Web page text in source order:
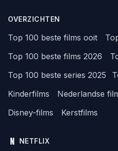
OVERZICHTEN
Top 100 beste films ooit
Top 100 beste films 2026
Top 100 beste series 2025
Kinderfilms
Nederlandse
Disney-films
Kerstfilms
NETFLIX